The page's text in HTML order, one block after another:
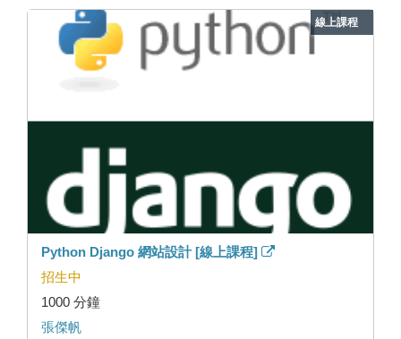
線上課程
Python Django 網站設計 [線上課程]
招生中
1000 分鐘
張傑帆